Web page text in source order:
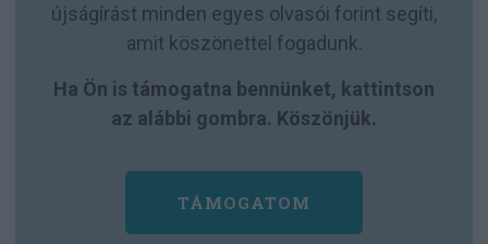
újságírást minden egyes olvasói forint segíti,
amit köszönettel fogadunk.
Ha Ön is támogatna bennünket, kattintson
az alábbi gombra. Köszönjük.
TÁMOGATOM